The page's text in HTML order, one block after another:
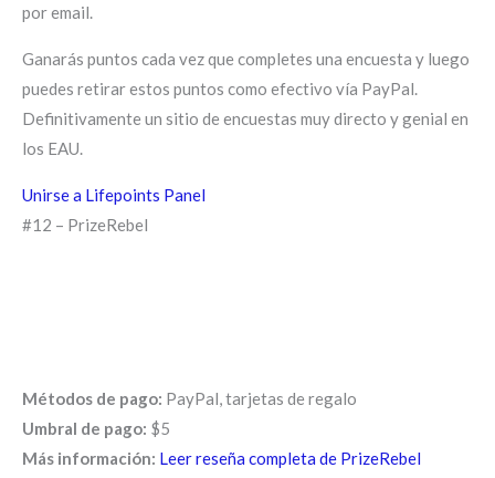
por email.
Ganarás puntos cada vez que completes una encuesta y luego
puedes retirar estos puntos como efectivo vía PayPal.
Definitivamente un sitio de encuestas muy directo y genial en
los EAU.
Unirse a Lifepoints Panel
#12 – PrizeRebel
Métodos de pago: PayPal, tarjetas de regalo
Umbral de pago: $5
Más información: Leer reseña completa de PrizeRebel